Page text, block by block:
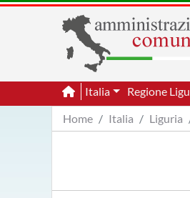
Italia Regione
Home
Italia Liguria